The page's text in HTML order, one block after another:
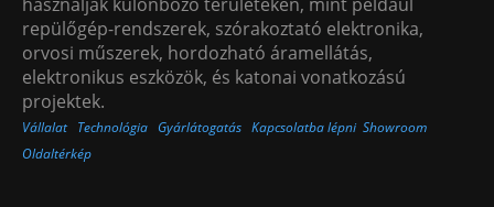
repülőgép-rendszerek, szórakoztató elektronika,
orvosi műszerek, hordozható áramellátás,
elektronikus eszközök, és katonai vonatkozású
projektek.
Vállalat Technológia Gyárlátogatás Kapcsolatba lépni Showroom
Oldaltérkép